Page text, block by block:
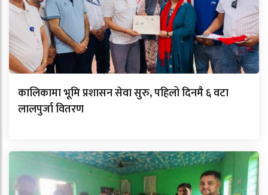
कालिकामा भूमि प्रशासन सेवा सुरु, पहिलो दिनमै ६ वटा
लालपुर्जा वितरण